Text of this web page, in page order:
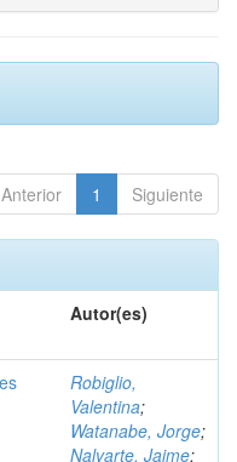
Anterior 1 Siguiente
Autor(es)
Robiglio,
Valentina;
Watanabe, Jorge;
Nalvarte, Jaime;